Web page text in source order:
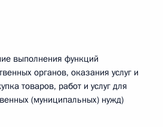
выполнения функций
органов, оказания услуг и
товаров, работ и услуг для
(муниципальных) нужд)